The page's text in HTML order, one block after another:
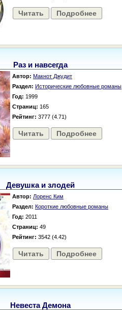
Читать Подробнее
Раз и навсегда
Автор: Макнот Джудит
Раздел: Исторические любовные романы
Год: 1999
Страниц: 165
Рейтинг: 3777 (4.71)
Читать Подробнее
Девушка и злодей
Автор: Лоренс Ким
Раздел: Короткие любовные романы
Год: 2011
Страниц: 49
Рейтинг: 3542 (4.42)
Читать Подробнее
Невеста Демона